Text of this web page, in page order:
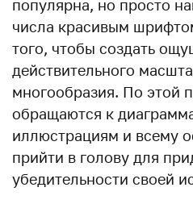
популярна, но просто
числа красивым
того, чтобы создать
действительного
многообразия. По этой
обращаются к
иллюстрациям и всему
прийти в голову для
убедительности своей